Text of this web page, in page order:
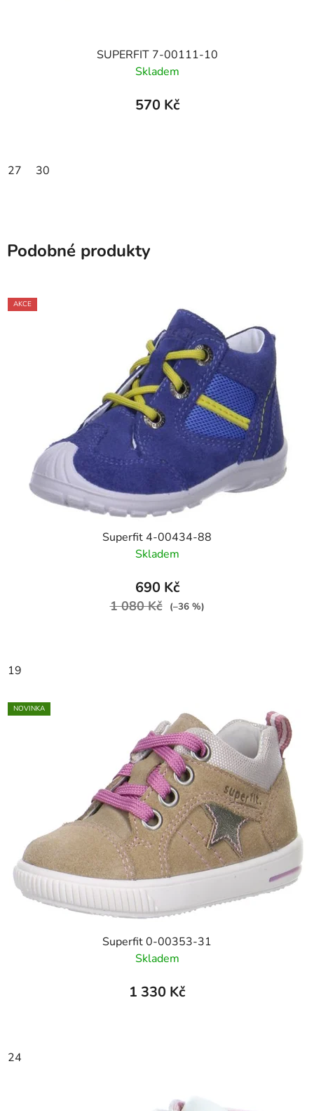
SUPERFIT 7-00111-10
Skladem
570 Kč
27 30
Podobné produkty
AKCE
Superfit 4-00434-88
Skladem
690 Kč
1 080 Kč (–36 %)
19
NOVINKA
Superfit 0-00353-31
Skladem
1 330 Kč
24